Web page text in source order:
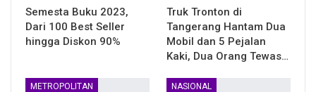
Semesta Buku 2023,
Dari 100 Best Seller
hingga Diskon 90%
Truk Tronton di
Tangerang Hantam Dua
Mobil dan 5 Pejalan
Kaki, Dua Orang Tewas…
METROPOLITAN NASIONAL